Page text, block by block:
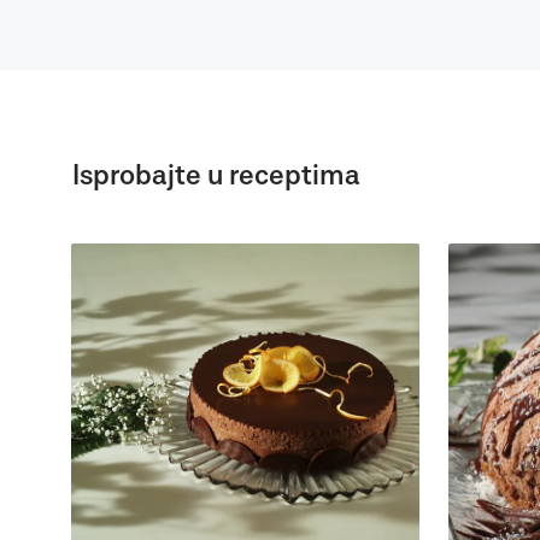
Isprobajte u receptima